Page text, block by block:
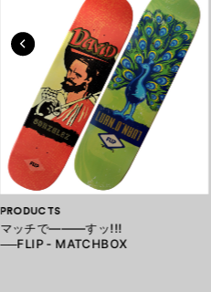
PRODUCTS
マッチで―――すッ!!!
──FLIP - MATCHBOX